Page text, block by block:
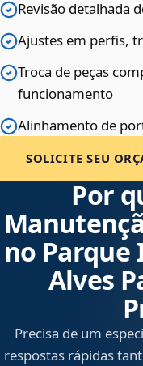
Revisão detalhada
Ajustes em perfis,
Troca de peças
funcionamento
Alinhamento de
SOLICITE SEU
Por
no
Alves
Precisa de um
respostas rápidas